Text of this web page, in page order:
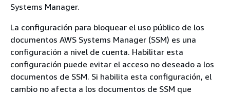
Systems Manager.
La configuración para bloquear el uso público de los
documentos AWS Systems Manager (SSM) es una
configuración a nivel de cuenta. Habilitar esta
configuración puede evitar el acceso no deseado a los
documentos de SSM. Si habilita esta configuración, el
cambio no afecta a los documentos de SSM que